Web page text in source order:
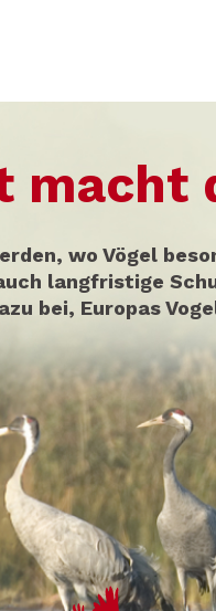
macht
wo Vögel
langfristige
bei, Europas